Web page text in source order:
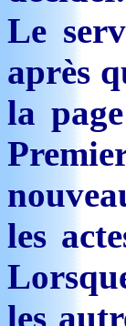
Le
après
la
les
les